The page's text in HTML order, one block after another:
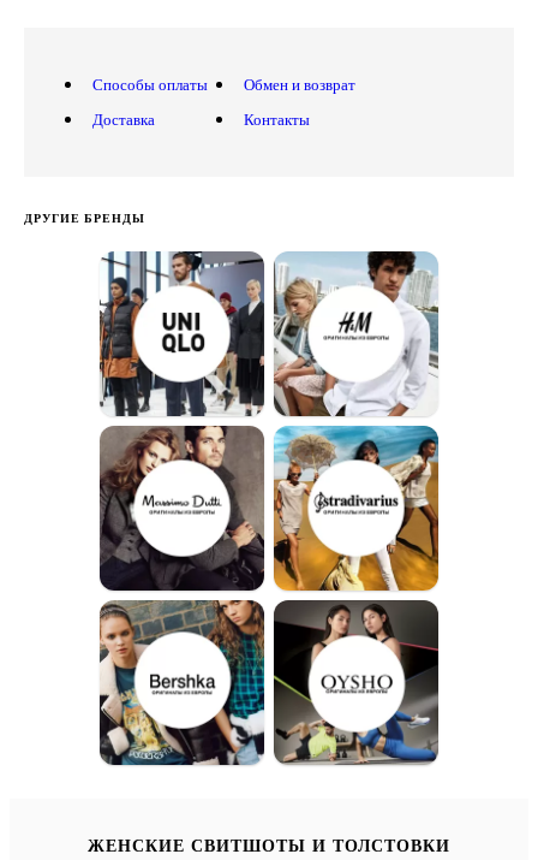
Способы оплаты
Доставка
Обмен и возврат
Контакты
ДРУГИЕ БРЕНДЫ
ЖЕНСКИЕ СВИТШОТЫ И ТОЛСТОВКИ